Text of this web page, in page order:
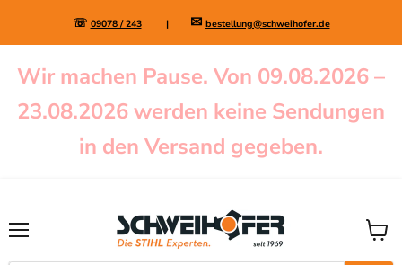
☏ 09078 / 243| ✉ bestellung@schweihofer.de
Wir machen Pause. Von 09.08.2026 –
23.08.2026 werden keine Sendungen
in den Versand gegeben.